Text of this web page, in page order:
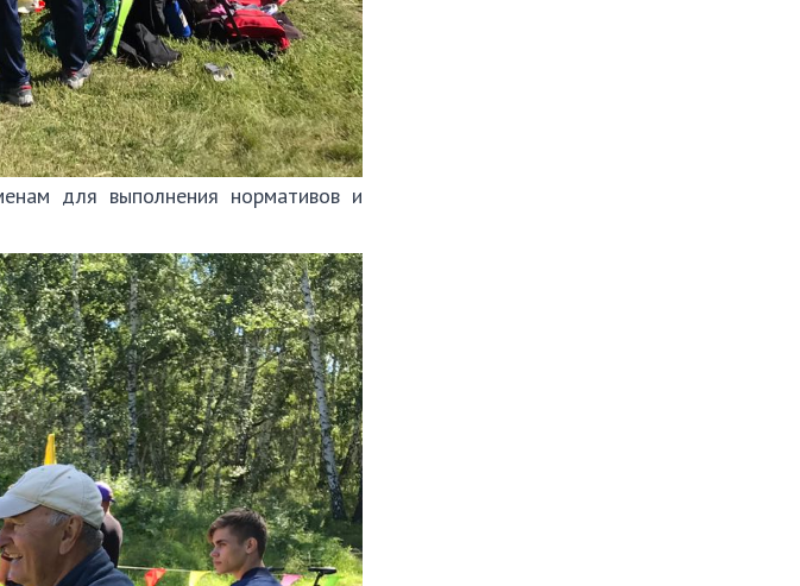
для выполнения нормативов и